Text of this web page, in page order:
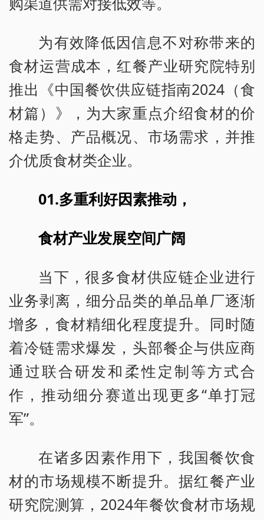
为有效降低因信息不对称带来的
食材运营成本，红餐产业研究院特别
推出《中国餐饮供应链指南2024（食
材篇）》，为大家重点介绍食材的价
格走势、产品概况、市场需求，并推
介优质食材类企业。
01.多重利好因素推动，
食材产业发展空间广阔
当下，很多食材供应链企业进行
业务剥离，细分品类的单品单厂逐渐
增多，食材精细化程度提升。同时随
着冷链需求爆发，头部餐企与供应商
通过联合研发和柔性定制等方式合
作，推动细分赛道出现更多“单打冠
军”。
在诸多因素作用下，我国餐饮食
材的市场规模不断提升。据红餐产业
研究院测算，2024年餐饮食材市场规